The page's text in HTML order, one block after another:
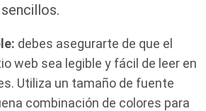
debes asegurarte de que el
web sea legible y fácil de leer en
Utiliza un tamaño de fuente
combinación de colores para